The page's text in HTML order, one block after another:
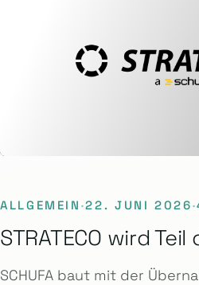
ALLGEMEIN ·22. JUNI 2026·
STRATECO wird
SCHUFA baut mit der